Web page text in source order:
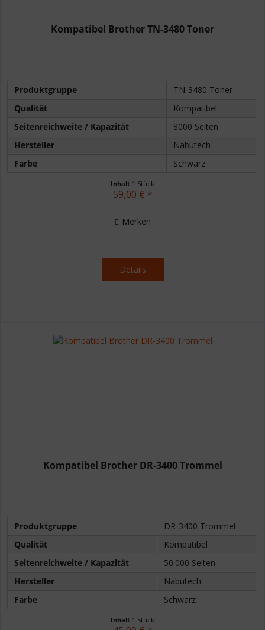
Kompatibel Brother TN-3480 Toner
Produktgruppe
TN-3480 Toner
Qualität
Kompatibel
Seitenreichweite / Kapazität
8000 Seiten
Hersteller
Nabutech
Farbe
Schwarz
Inhalt 1 Stück
59,00 € *
Merken
Details
Kompatibel Brother DR-3400 Trommel
Produktgruppe
DR-3400 Trommel
Qualität
Kompatibel
Seitenreichweite / Kapazität
50.000 Seiten
Hersteller
Nabutech
Farbe
Schwarz
Inhalt 1 Stück